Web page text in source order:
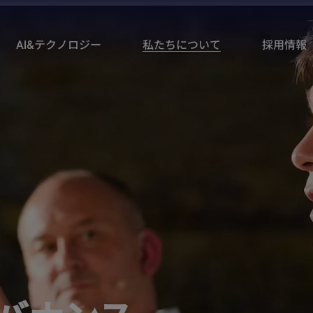
AI&テクノロジー 私たちについて 採用情報